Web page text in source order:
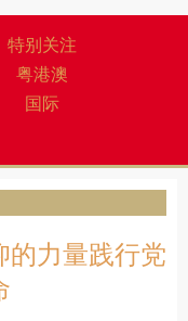
特别关注
粤港澳
国际
力量践行党